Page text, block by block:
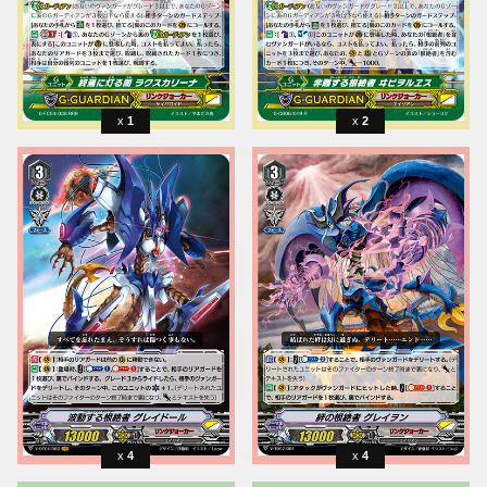
1 2
4 4